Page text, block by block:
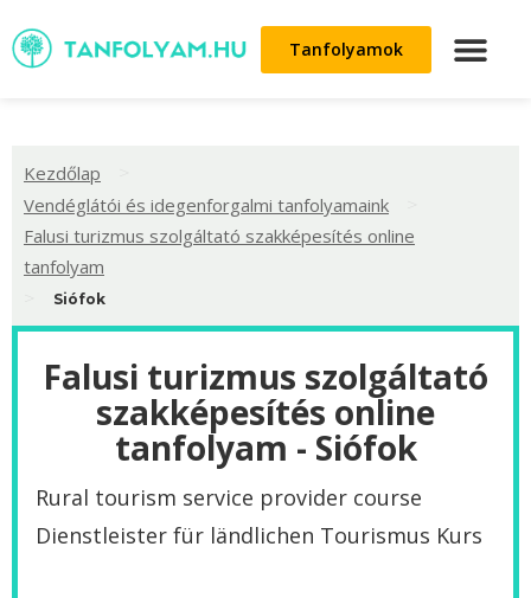
Tanfolyamok
Kezdőlap
Vendéglátói és idegenforgalmi tanfolyamaink
Falusi turizmus szolgáltató szakképesítés online
tanfolyam
Siófok
Falusi turizmus szolgáltató
szakképesítés online
tanfolyam - Siófok
Rural tourism service provider course
Dienstleister für ländlichen Tourismus Kurs